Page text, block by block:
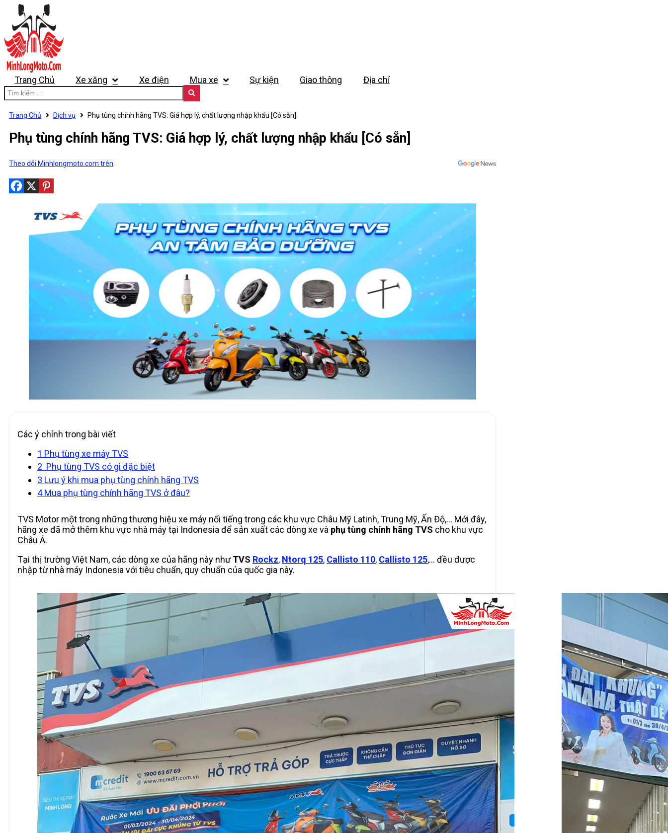
Trang Chủ Xe xăng Xe điện Mua xe Sự kiện Giao thông Địa chỉ
Trang Chủ Dịch vụ Phụ tùng chính hãng TVS: Giá hợp lý, chất lượng nhập khẩu [Có sẵn]
Phụ tùng chính hãng TVS: Giá hợp lý, chất lượng nhập khẩu [Có sẵn]
Theo dõi Minhlongmoto.com trên
Các ý chính trong bài viết
1 Phụ tùng xe máy TVS
2 Phụ tùng TVS có gì đặc biệt
3 Lưu ý khi mua phụ tùng chính hãng TVS
4Mua phụ tùng chính hãng TVS ở đâu?
TVS Motor một trong những thương hiệu xe máy nổi tiếng trong các khu vực Châu Mỹ Latinh, Trung Mỹ, Ấn Độ,… Mới đây,
hãng xe đã mở thêm khu vực nhà máy tại Indonesia để sản xuất các dòng xe và phụ tùng chính hãng TVS cho khu vực
Châu Á.
Tại thị trường Việt Nam, các dòng xe của hãng này nhưTVS Rockz, Ntorq 125, Callisto 110, Callisto 125,… đều được
nhập từ nhà máy Indonesia với tiêu chuẩn, quy chuẩn của quốc gia này.